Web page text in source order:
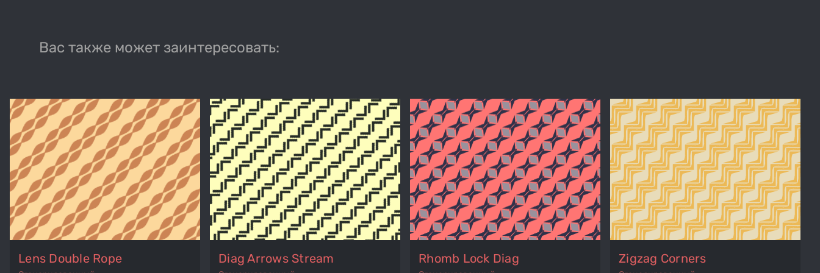
Вас также может заинтересовать:
Lens Double Rope Diag Arrows Stream Rhomb Lock Diag Zigzag Corners